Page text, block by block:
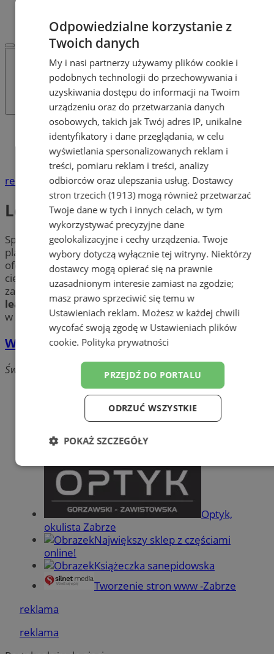
WSPÓŁPRACA
Katalog firm
Finanse, Prawo, Ubezpieczenia
Leasing
reklama
Leasing
Sprawdź leasingw Zabrzu. Znajdź profesjonalne
placówki w mieście Zabrze oferujące nie tylko najlepsze
oferty
leasingu samochodów osobowych i
ciężarowych, ale również fachowe doradztwo w
zakresie udzielania kredytów. Najkorzystniejszy
leasing
jest na wyciągnięcie ręki – wybierz swoją firmę
w Zabrzu.
Wojciech Chęciński
Świętojańska, 44-100 Gliwice
Pozostałe firmy w kategorii
reklama
Optyk,
okulista Zabrze
Największy sklep z częściami
online!
Książeczka sanepidowska
Tworzenie stron www -Zabrze
reklama
reklama
Odpowiedzialne korzystanie z
Twoich danych
My i nasi partnerzy używamy plików cookie i
podobnych technologii do przechowywania i
uzyskiwania dostępu do informacji na Twoim
urządzeniu oraz do przetwarzania danych
osobowych, takich jak Twój adres IP, unikalne
identyfikatory i dane przeglądania, w celu
wyświetlania spersonalizowanych reklam i
treści, pomiaru reklam i treści, analizy
odbiorców oraz ulepszania usług. Dostawcy
stron trzecich (1913)mogą również przetwarzać
Twoje dane w tych i innych celach, w tym
wykorzystywać precyzyjne dane
geolokalizacyjne i cechy urządzenia. Twoje
wybory dotyczą wyłącznie tej witryny. Niektórzy
dostawcy mogą opierać się na prawnie
uzasadnionym interesie zamiast na zgodzie;
masz prawo sprzeciwić się temu w
Ustawieniach reklam. Możesz w każdej chwili
wycofać swoją zgodę w Ustawieniach plików
cookie. Polityka prywatności
PRZEJDŹ DO PORTALU
ODRZUĆ WSZYSTKIE
POKAŻ SZCZEGÓŁY
Niezbędne Wydajność Targetowanie
Funkcjonalność Niesklasyfikowane
podstawowych funkcji strony internetowej, takich jak